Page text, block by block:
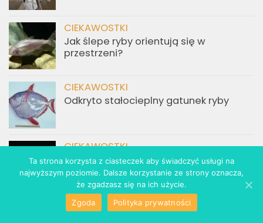
CIEKAWOSTKI
Jak ślepe ryby orientują się w
przestrzeni?
CIEKAWOSTKI
Odkryto stałocieplny gatunek ryby
CIEKAWOSTKI
Ryby głębinowe jedzą też rośliny
CIEKAWOSTKI
Ta strona korzysta z ciasteczek aby świadczyć usługi na
najwyższym poziomie. Dalsze korzystanie ze strony oznacza,
że zgadzasz się na ich użycie.
Zgoda
Polityka prywatności